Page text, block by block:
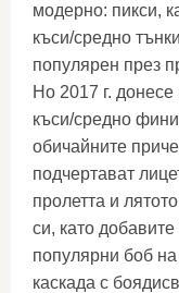
модерно: пикси,
къси/средно
популярен през
Но 2017 г.
къси/средно
обичайните
подчертават
пролетта и
си, като
популярни боб
каскада с